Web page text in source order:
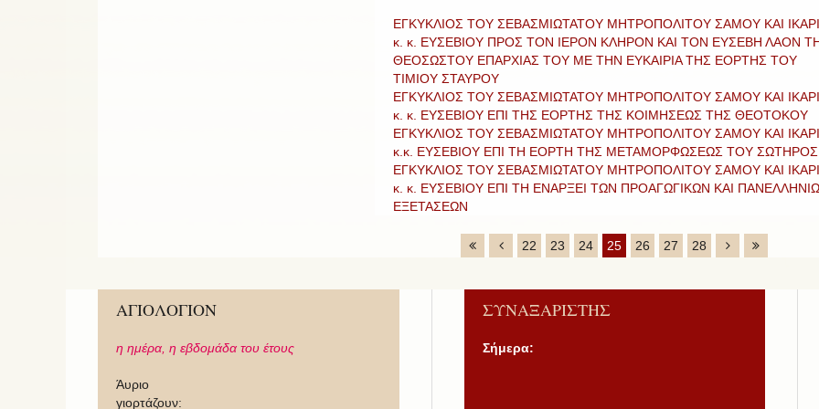
ΕΓΚΥΚΛΙΟΣ ΤΟΥ ΣΕΒΑΣΜΙΩΤΑΤΟΥ ΜΗΤΡΟΠΟΛΙΤΟΥ ΣΑΜΟΥ ΚΑΙ
κ. κ. ΕΥΣΕΒΙΟΥ ΠΡΟΣ ΤΟΝ ΙΕΡΟΝ ΚΛΗΡΟΝ ΚΑΙ ΤΟΝ ΕΥΣΕΒΗ ΛΑΟΝ
ΘΕΟΣΩΣΤΟΥ ΕΠΑΡΧΙΑΣ ΤΟΥ ΜΕ ΤΗΝ ΕΥΚΑΙΡΙΑ ΤΗΣ ΕΟΡΤΗΣ ΤΟΥ
ΤΙΜΙΟΥ ΣΤΑΥΡΟΥ
ΕΓΚΥΚΛΙΟΣ ΤΟΥ ΣΕΒΑΣΜΙΩΤΑΤΟΥ ΜΗΤΡΟΠΟΛΙΤΟΥ ΣΑΜΟΥ ΚΑΙ
κ. κ. ΕΥΣΕΒΙΟΥ ΕΠΙ ΤΗΣ ΕΟΡΤΗΣ ΤΗΣ ΚΟΙΜΗΣΕΩΣ ΤΗΣ ΘΕΟΤΟΚΟΥ
ΕΓΚΥΚΛΙΟΣ ΤΟΥ ΣΕΒΑΣΜΙΩΤΑΤΟΥ ΜΗΤΡΟΠΟΛΙΤΟΥ ΣΑΜΟΥ ΚΑΙ
κ.κ. ΕΥΣΕΒΙΟΥ ΕΠΙ ΤΗ ΕΟΡΤΗ ΤΗΣ ΜΕΤΑΜΟΡΦΩΣΕΩΣ ΤΟΥ ΣΩΤΗΡΟΣ
ΕΓΚΥΚΛΙΟΣ ΤΟΥ ΣΕΒΑΣΜΙΩΤΑΤΟΥ ΜΗΤΡΟΠΟΛΙΤΟΥ ΣΑΜΟΥ ΚΑΙ
κ. κ. ΕΥΣΕΒΙΟΥ ΕΠΙ ΤΗ ΕΝΑΡΞΕΙ ΤΩΝ ΠΡΟΑΓΩΓΙΚΩΝ ΚΑΙ
ΕΞΕΤΑΣΕΩΝ
22 23 24 25 26 27 28
ΑΓΙΟΛΟΓΙΟΝ
η ημέρα, η εβδομάδα του έτους
Άυριο
γιορτάζουν:
ΣΥΝΑΞΑΡΙΣΤΗΣ
Σήμερα: